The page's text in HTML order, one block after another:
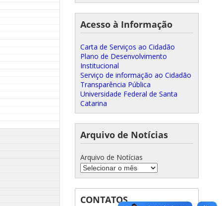
Acesso à Informação
Carta de Serviços ao Cidadão
Plano de Desenvolvimento
Institucional
Serviço de informação ao Cidadão
Transparência Pública
Universidade Federal de Santa
Catarina
Arquivo de Notícias
Arquivo de Notícias
CONTATOS